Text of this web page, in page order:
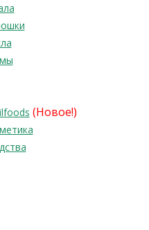
(Новое!)